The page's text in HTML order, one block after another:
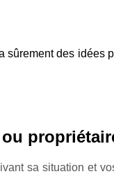
sûrement des idées
sa situation et